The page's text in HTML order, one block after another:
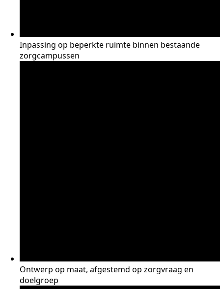
Inpassing op beperkte ruimte binnen bestaande
zorgcampussen
Ontwerp op maat, afgestemd op zorgvraag en
doelgroep